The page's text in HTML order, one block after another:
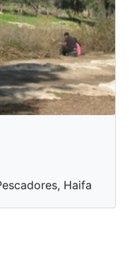
Haifa